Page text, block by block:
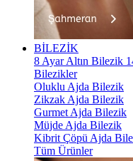
BİLEZİK
8 Ayar Altın Bilezik
Bilezikler
Oluklu Ajda Bilezik
Zikzak Ajda Bilezik
Gurmet Ajda Bilezik
Müjde Ajda Bilezik
Kibrit Çöpü Ajda
Tüm Ürünler